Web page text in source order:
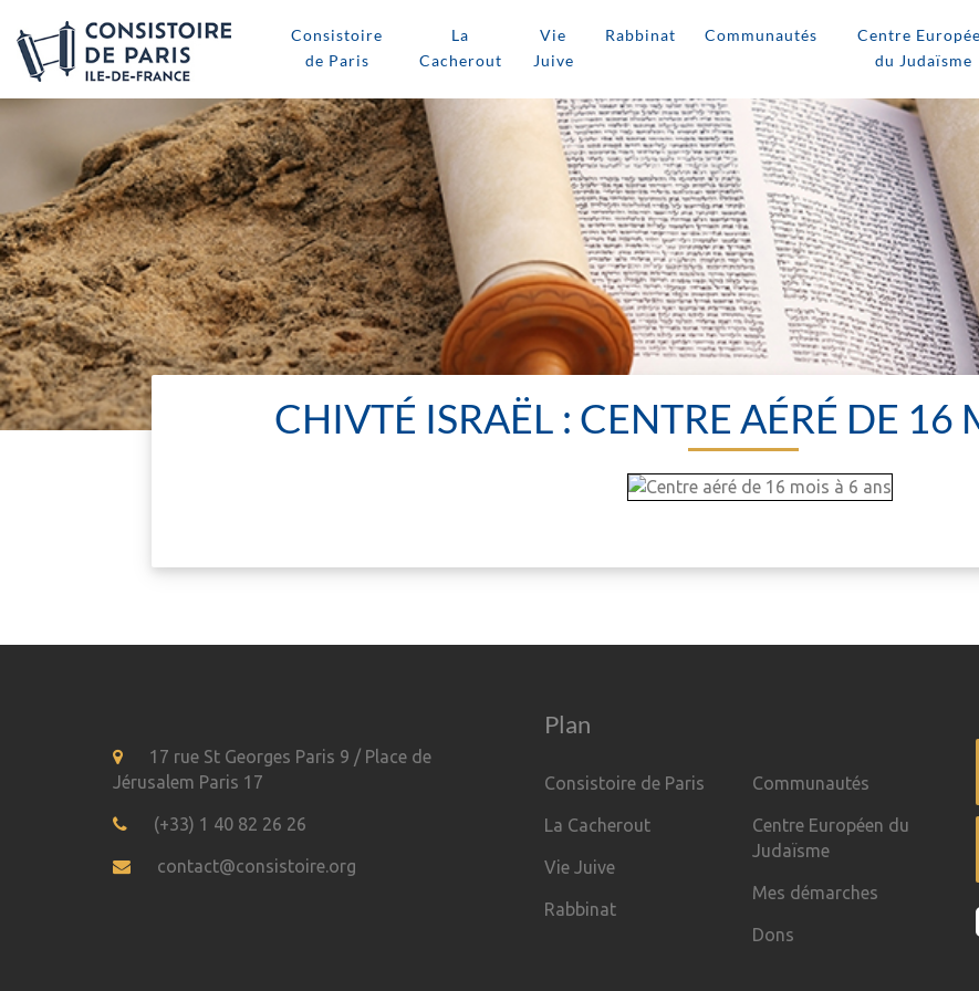
Consistoire
de Paris
La
Cacherout
Vie
Juive
Rabbinat Communautés
Centre
du Judaïsme
CHIVTÉ ISRAËL : CENTRE AÉRÉ DE 16
17 rue St Georges Paris 9 / Place de
Jérusalem Paris 17
(+33) 1 40 82 26 26
contact@consistoire.org
Plan
Consistoire de Paris
La Cacherout
Vie Juive
Rabbinat
Communautés
Centre Européen du
Judaïsme
Mes démarches
Dons